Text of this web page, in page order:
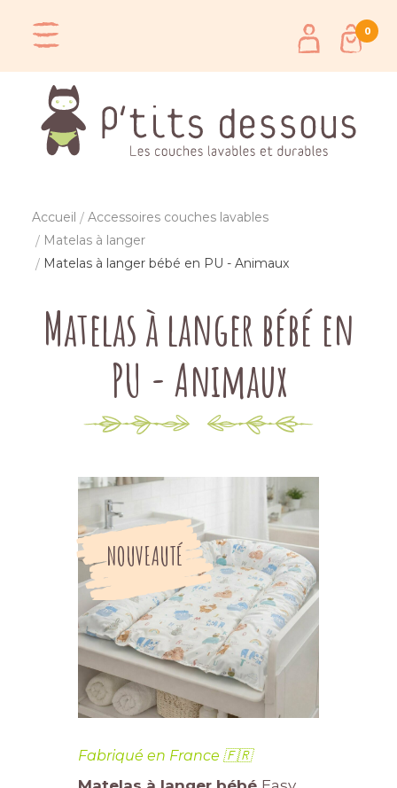
0
Accueil
Accessoires couches lavables
Matelas à langer
Matelas à langer bébé en PU - Animaux
Matelas à langer bébé en
PU - Animaux
NOUVEAUTÉ
Fabriqué en France 🇫🇷